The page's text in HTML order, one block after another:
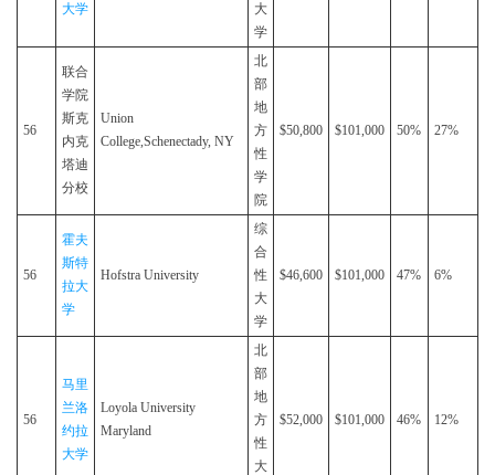
大学
大
学
56
联合
学院
斯克
内克
塔迪
分校
Union
College,Schenectady, NY
北
部
地
方
性
学
院
$50,800 $101,000 50% 27%
56
霍夫
斯特
拉大
学
Hofstra University
综
合
性
大
学
$46,600 $101,000 47% 6%
56
马里
兰洛
约拉
大学
Loyola University
Maryland
北
部
地
方
性
大
$52,000 $101,000 46% 12%